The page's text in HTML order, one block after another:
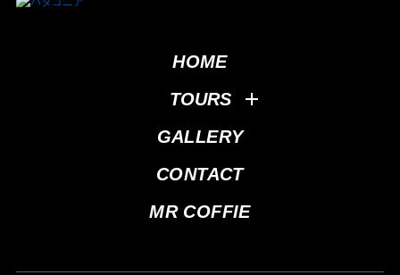
HOME
TOURS
GALLERY
CONTACT
MR COFFIE